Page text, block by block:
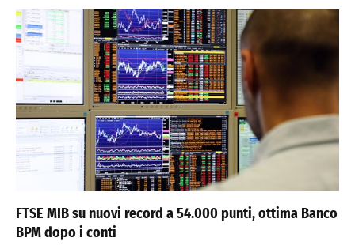
FTSE MIB su nuovi record a 54.000 punti, ottima Banco
BPM dopo i conti